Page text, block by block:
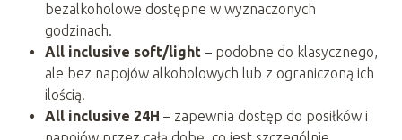
bezalkoholowe dostępne w wyznaczonych
godzinach.
All inclusive soft/light– podobne do klasycznego,
ale bez napojów alkoholowych lub z ograniczoną ich
ilością.
All inclusive 24H – zapewnia dostęp do posiłków i